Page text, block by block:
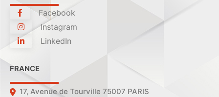
Facebook
Instagram
LinkedIn
FRANCE
17, Avenue de Tourville 75007 PARIS